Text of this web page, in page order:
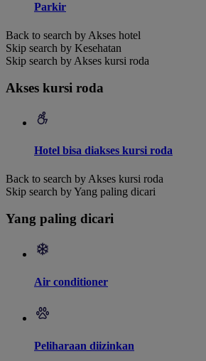
Parkir
Back to search by Akses hotel
Skip search by Kesehatan
Skip search by Akses kursi roda
Akses kursi roda
Hotel bisa diakses kursi roda
Back to search by Akses kursi roda
Skip search by Yang paling dicari
Yang paling dicari
Air conditioner
Peliharaan diizinkan